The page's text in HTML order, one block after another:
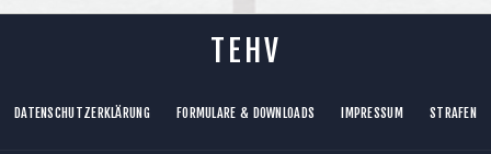
TEHV
DATENSCHUTZERKLÄRUNG FORMULARE & DOWNLOADS IMPRESSUM STRAFEN